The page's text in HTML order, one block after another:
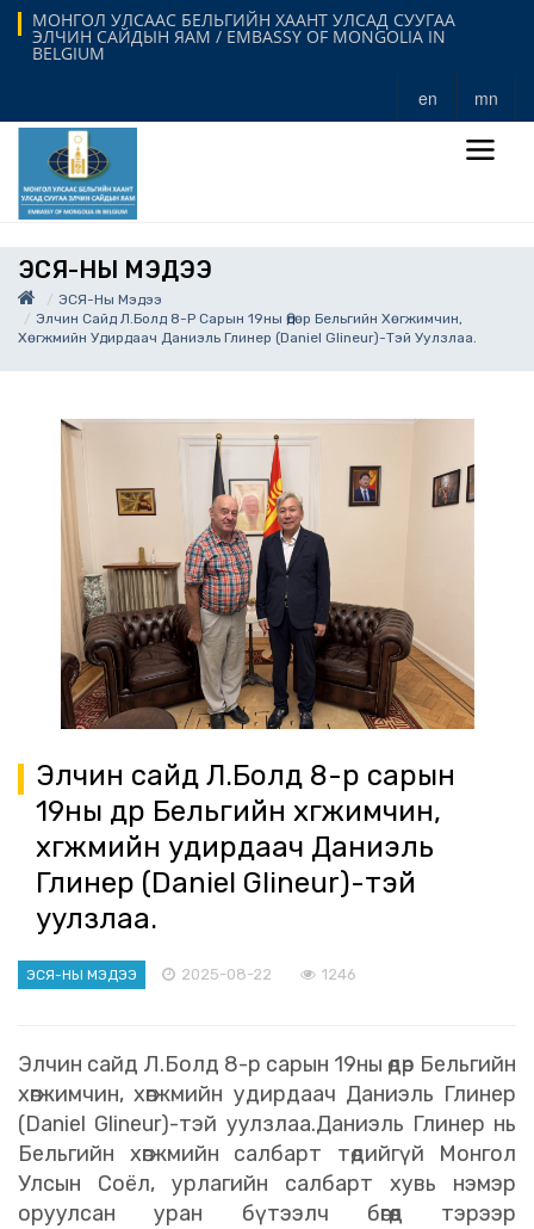
МОНГОЛ УЛСААС БЕЛЬГИЙН ХААНТ УЛСАД СУУГАА
ЭЛЧИН САЙДЫН ЯАМ / EMBASSY OF MONGOLIA IN
BELGIUM
en mn
ЭСЯ-НЫ МЭДЭЭ
ЭСЯ-Ны Мэдээ
Элчин Сайд Л.Болд 8-Р Сарын 19ны Өдөр Бельгийн Хөгжимчин,
Хөгжмийн Удирдаач Даниэль Глинер (Daniel Glineur)-Тэй Уулзлаа.
Элчин сайд Л.Болд 8-р сарын
19ны өдөр Бельгийн хөгжимчин,
хөгжмийн удирдаач Даниэль
Глинер (Daniel Glineur)-тэй
уулзлаа.
ЭСЯ-НЫ МЭДЭЭ 2025-08-22 1246
Элчин сайд Л.Болд 8-р сарын 19ны өдөр Бельгийн
хөгжимчин, хөгжмийн удирдаач Даниэль Глинер
(Daniel Glineur)-тэй уулзлаа.Даниэль Глинер нь
Бельгийн хөгжмийн салбарт төдийгүй Монгол
Улсын Соёл, урлагийн салбарт хувь нэмэр
оруулсан уран бүтээлч бөгөөд тэрээр